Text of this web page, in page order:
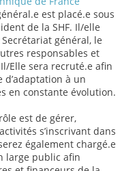
est placé.e sous
de la SHF. Il/elle
général, le
responsables et
Elle sera recruté.e afin
d’adaptation à un
en constante évolution.
est de gérer,
s’inscrivant dans
également chargé.e
large public afin